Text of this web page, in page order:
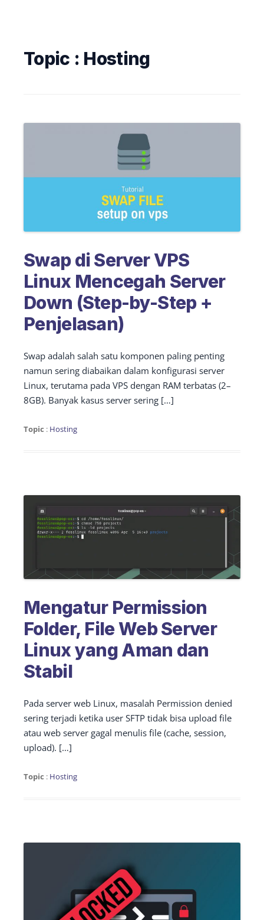
Topic : Hosting
Swap di Server VPS
Linux Mencegah Server
Down (Step-by-Step +
Penjelasan)
Swap adalah salah satu komponen paling penting
namun sering diabaikan dalam konfigurasi server
Linux, terutama pada VPS dengan RAM terbatas (2–
8GB). Banyak kasus server sering […]
Topic : Hosting
Mengatur Permission
Folder, File Web Server
Linux yang Aman dan
Stabil
Pada server web Linux, masalah Permission denied
sering terjadi ketika user SFTP tidak bisa upload file
atau web server gagal menulis file (cache, session,
upload). […]
Topic : Hosting